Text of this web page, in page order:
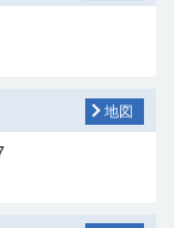
地図